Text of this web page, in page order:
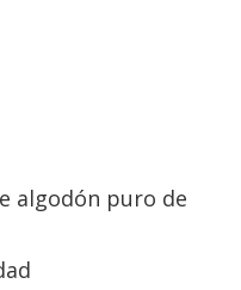
algodón puro de